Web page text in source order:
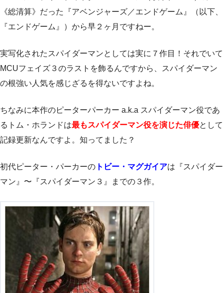
《総清算》だった『アベンジャーズ／エンドゲーム』（以下、
『エンドゲーム』）から早２ヶ月ですねー。
実写化されたスパイダーマンとしては実に７作目！それでいて
MCUフェイズ３のラストを飾るんですから、スパイダーマン
の根強い人気を感じざるを得ないですよね。
ちなみに本作のピーターパーカー a.k.a スパイダーマン役であ
るトム・ホランドは最もスパイダーマン役を演じた俳優として
記録更新なんですよ。知ってました？
初代ピーター・パーカーの トビー・マグガイアは『スパイダー
マン』〜『スパイダーマン３』までの３作。